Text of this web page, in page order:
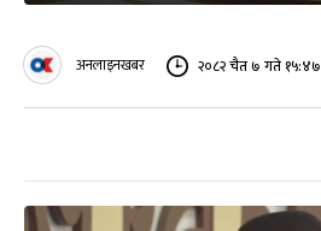
अनलाइनखबर २०८२ चैत ७ गते १५:४७